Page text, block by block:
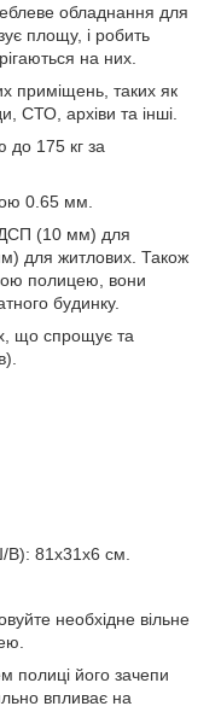
обладнання для
площу, і робить
на них.
приміщень, таких як
СТО, архіви та інші.
175 кг за
0.65 мм.
ДСП (10 мм) для
для житлових. Також
полицею, вони
будинку.
що спрощує та
В): 81х31х6 см.
необхідне вільне
полиці його зачепи
впливає на